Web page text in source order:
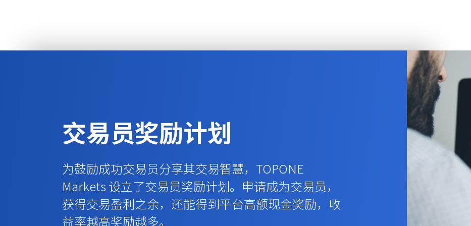
交易员奖励计划
为鼓励成功交易员分享其交易智慧，TOPONE
Markets 设立了交易员奖励计划。申请成为交易员，
获得交易盈利之余，还能得到平台高额现金奖励，收
益率越高奖励越多。